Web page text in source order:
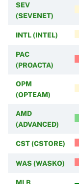
SEV
(SEVENET)
INTL (INTEL)
PAC
(PROACTA)
OPM
(OPTEAM)
AMD
(ADVANCED)
CST (CSTORE)
WAS (WASKO)
MLB